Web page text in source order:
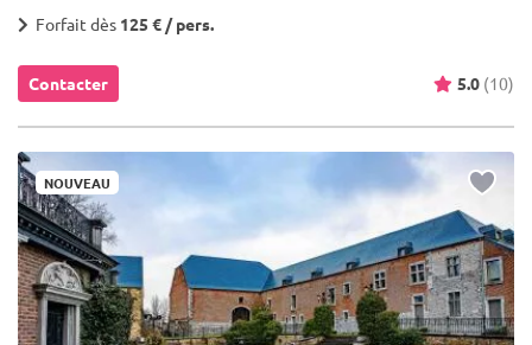
Forfait dès 125 € / pers.
Contacter 5.0 (10)
NOUVEAU